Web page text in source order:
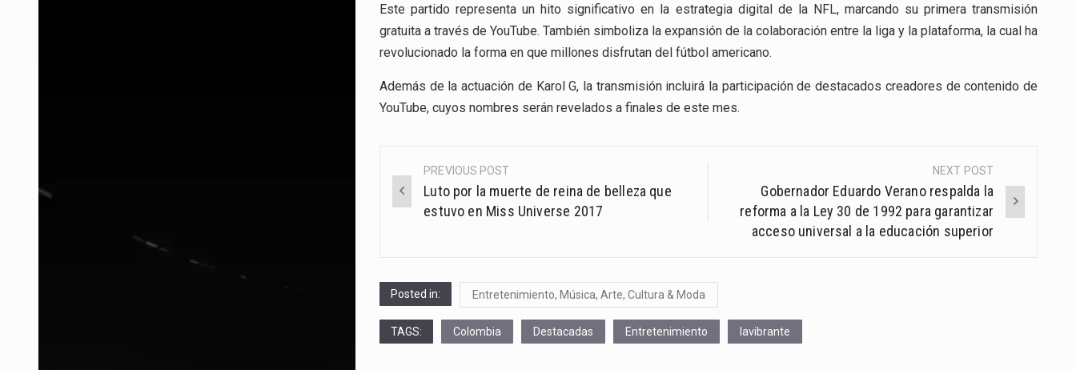
Este partido representa un hito significativo en la estrategia digital de la NFL, marcando su primera transmisión
gratuita a través de YouTube. También simboliza la expansión de la colaboración entre la liga y la plataforma, la cual ha
revolucionado la forma en que millones disfrutan del fútbol americano.
Además de la actuación de Karol G, la transmisión incluirá la participación de destacados creadores de contenido de
YouTube, cuyos nombres serán revelados a finales de este mes.
Post
navigation
PREVIOUS POST
Luto por la muerte de reina de belleza que
estuvo en Miss Universe 2017
NEXT POST
Gobernador Eduardo Verano respalda la
reforma a la Ley 30 de 1992 para garantizar
acceso universal a la educación superior
Posted in: Entretenimiento, Música, Arte, Cultura & Moda
TAGS: Colombia Destacadas Entretenimiento lavibrante